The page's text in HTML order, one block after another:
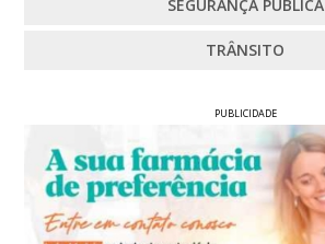
SEGURANÇA PÚBLICA
TRÂNSITO
PUBLICIDADE